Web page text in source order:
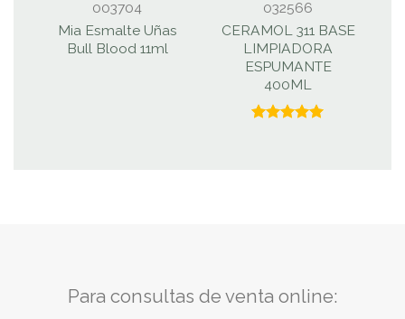
003704
Mia Esmalte Uñas
Bull Blood 11ml
032566
CERAMOL 311 BASE
LIMPIADORA
ESPUMANTE
400ML
Para consultas de venta online: